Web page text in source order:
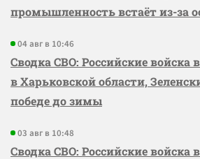
промышленность встаёт из-за
04 авг в 10:46
Сводка СВО: Российские войска
в Харьковской области,
победе до зимы
03 авг в 10:48
Сводка СВО: Российские войска